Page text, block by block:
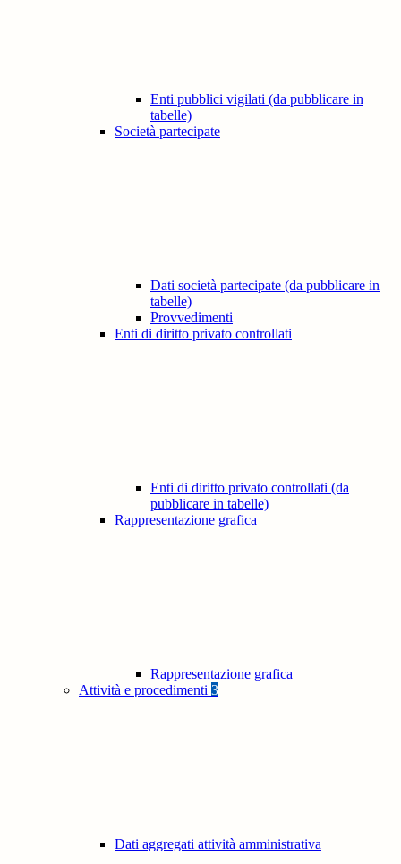
Enti pubblici vigilati (da pubblicare in
tabelle)
Società partecipate
Dati società partecipate (da pubblicare in
tabelle)
Provvedimenti
Enti di diritto privato controllati
Enti di diritto privato controllati (da
pubblicare in tabelle)
Rappresentazione grafica
Rappresentazione grafica
Attività e procedimenti 3
Dati aggregati attività amministrativa